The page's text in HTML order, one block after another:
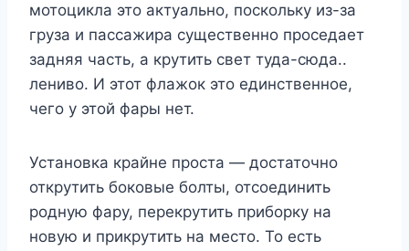
мотоцикла это актуально, поскольку из-за
груза и пассажира существенно проседает
задняя часть, а крутить свет туда-сюда..
лениво. И этот флажок это единственное,
чего у этой фары нет.
Установка крайне проста — достаточно
открутить боковые болты, отсоединить
родную фару, перекрутить приборку на
новую и прикрутить на место. То есть